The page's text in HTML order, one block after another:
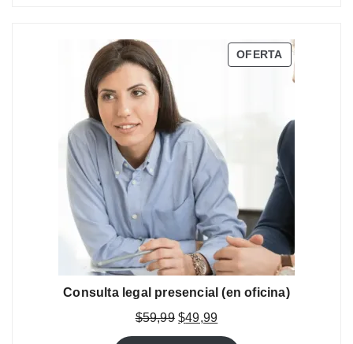
OFERTAPRODUCTO
EN
Consulta legal presencial (en oficina)
$59,99 El
precio
$49,99El
precio